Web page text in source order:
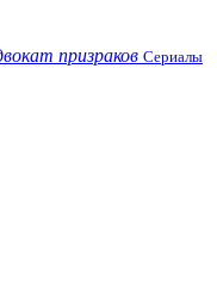
призраков Сериалы